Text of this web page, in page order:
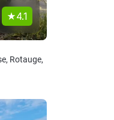
4.1
Rotauge,